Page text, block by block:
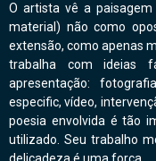
O artista vê a
material) não como
extensão, como apenas
trabalha com ideias
apresentação:
especific, vídeo,
poesia envolvida é tão
utilizado. Seu trabalho